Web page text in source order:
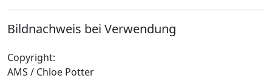
Bildnachweis bei Verwendung
Copyright:
AMS / Chloe Potter